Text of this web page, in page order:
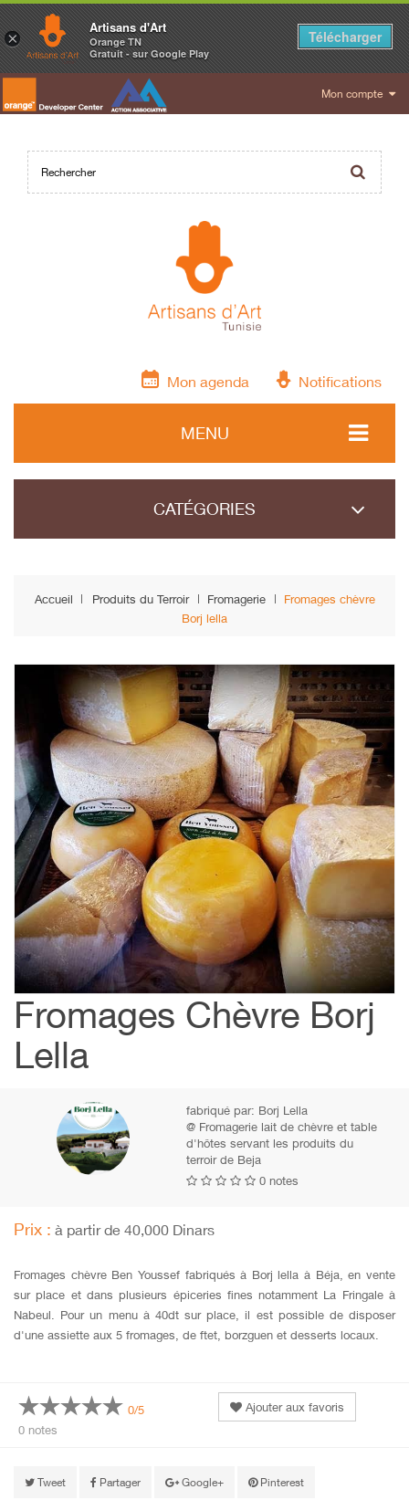
Mon compte
Mon agenda Notifications
MENU
CATÉGORIES
Accueil Produits du Terroir Fromagerie
Fromages chèvre
Borj lella
Fromages Chèvre Borj
Lella
fabriqué par: Borj Lella
@ Fromagerie lait de chèvre et table
d'hôtes servant les produits du
terroir de Beja
0 notes
Prix : à partir de 40,000 Dinars
Fromages chèvre Ben Youssef fabriqués à Borj lella à Béja, en vente
sur place et dans plusieurs épiceries fines notamment La Fringale à
Nabeul. Pour un menu à 40dt sur place, il est possible de disposer
d'une assiette aux 5 fromages, de ftet, borzguen et desserts locaux.
0/5
Ajouter aux favoris
0 notes
Tweet Partager Google+ Pinterest
×
Artisans d'Art
Orange TN
Gratuit - sur Google Play
Télécharger